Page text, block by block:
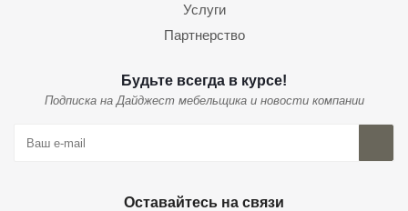
Услуги
Партнерство
Будьте всегда в курсе!
Подписка на Дайджест мебельщика и новости компании
Оставайтесь на связи